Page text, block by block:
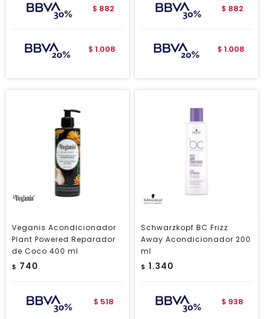
$ 882
$ 1.008
$ 882
$ 1.008
Veganis Acondicionador
Plant Powered Reparador
de Coco 400 ml
$ 740
$ 518
Schwarzkopf BC Frizz
Away Acondicionador 200
ml
$ 1.340
$ 938